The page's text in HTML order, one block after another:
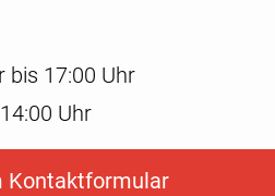
bis 17:00 Uhr
Uhr
Kontaktformular